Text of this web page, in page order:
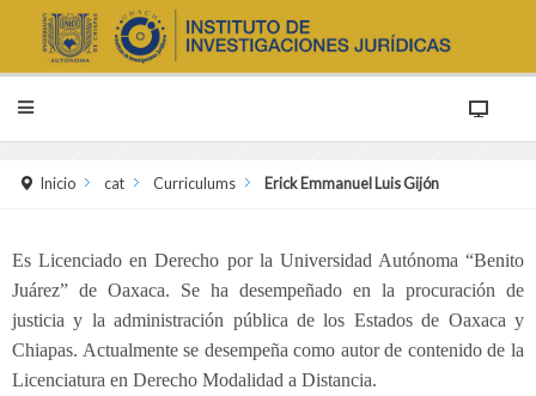
Inicio cat Curriculums Erick Emmanuel Luis Gijón
Es Licenciado en Derecho por la Universidad Autónoma “Benito
Juárez” de Oaxaca. Se ha desempeñado en la procuración de
justicia y la administración pública de los Estados de Oaxaca y
Chiapas. Actualmente se desempeña como autor de contenido de la
Licenciatura en Derecho Modalidad a Distancia.